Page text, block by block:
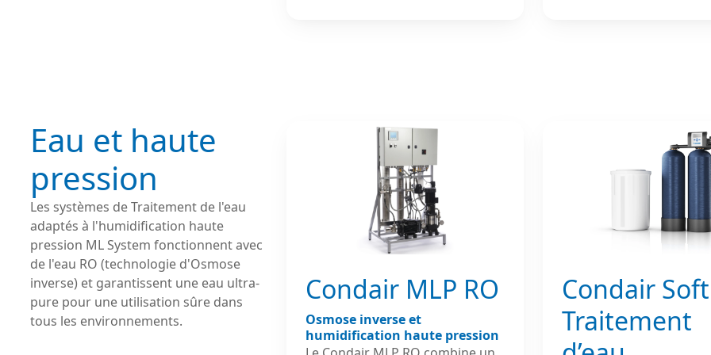
technologie haute pression, le
ML Princess garantit une
diffusion précise de l’humidité,
un fonctionnement fiable et des
performances adaptées aux
environnements industriels
nécessitant une hygrométrie
une hygrométrie stable
limitant la consommation
énergétique et les
Eau et haute
pression
Les systèmes de Traitement de l'eau
adaptés à l'humidification haute
pression ML System fonctionnent avec
de l'eau RO (technologie d'Osmose
inverse) et garantissent une eau ultra-
pure pour une utilisation sûre dans
tous les environnements.
Condair MLP RO
Osmose inverse et
humidification haute pression
Condair
Traitement